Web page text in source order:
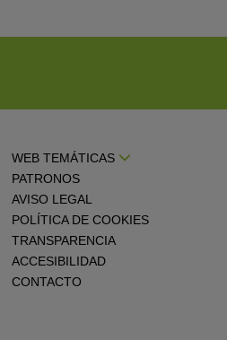
WEB TEMÁTICAS
PATRONOS
AVISO LEGAL
POLÍTICA DE COOKIES
TRANSPARENCIA
ACCESIBILIDAD
CONTACTO